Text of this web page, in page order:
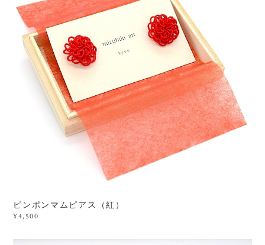
ピンポンマムピアス（紅）
¥4,500